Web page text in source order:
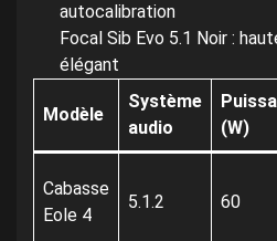
autocalibration
Focal Sib Evo 5.1 Noir :
élégant
Modèle
Système
audio
(W)
Cabasse
Eole 4
5.1.2 60